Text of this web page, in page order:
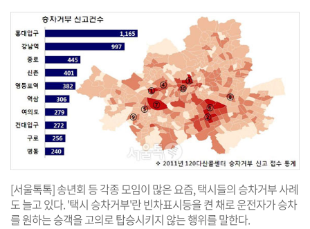
포 U
R
L
복
사
공
기
기
기
기
[서울톡톡] 송년회 등 각종 모임이 많은 요즘, 택시들의 승차거부 사례
도 늘고 있다. '택시 승차거부'란 빈차표시등을 켠 채로 운전자가 승차
를 원하는 승객을 고의로 탑승시키지 않는 행위를 말한다.